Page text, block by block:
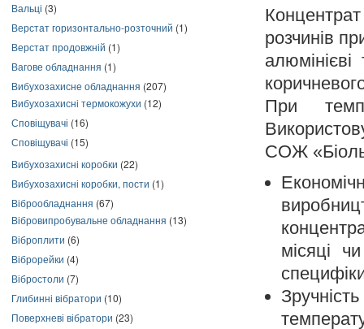
Вальці (3)
Верстат горизонтально-розточний (1)
Верстат продовжній (1)
Вагове обладнання (1)
Вибухозахисне обладнання (207)
Вибухозахисні термокожухи (12)
Сповіщувачі (16)
Сповіщувачі (15)
Вибухозахисні коробки (22)
Вибухозахисні коробки, пости (1)
Віброобладнання (67)
Вібровипробувальне обладнання (13)
Віброплити (6)
Віброрейки (4)
Вібростоли (7)
Глибинні вібратори (10)
Поверхневі вібратори (23)
розчинів
При
СОЖ
місяці